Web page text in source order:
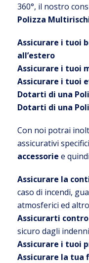
360°, il nostro
Polizza
Assicurare i tuoi
all’estero
Assicurare i tuoi
Assicurare i tuoi
Dotarti di una
Dotarti di una
Con noi potrai
assicurativi
accessorie e
Assicurare la
caso di incendi,
atmosferici ed
Assicurarti
sicuro dagli
Assicurare i tuoi
Assicurare la tua